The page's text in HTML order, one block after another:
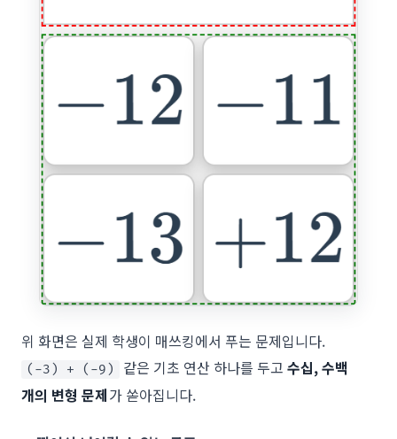
위 화면은 실제 학생이 매쓰킹에서 푸는 문제입니다.
(-3) + (-9) 같은 기초 연산 하나를 두고 수십, 수백
개의 변형 문제가 쏟아집니다.